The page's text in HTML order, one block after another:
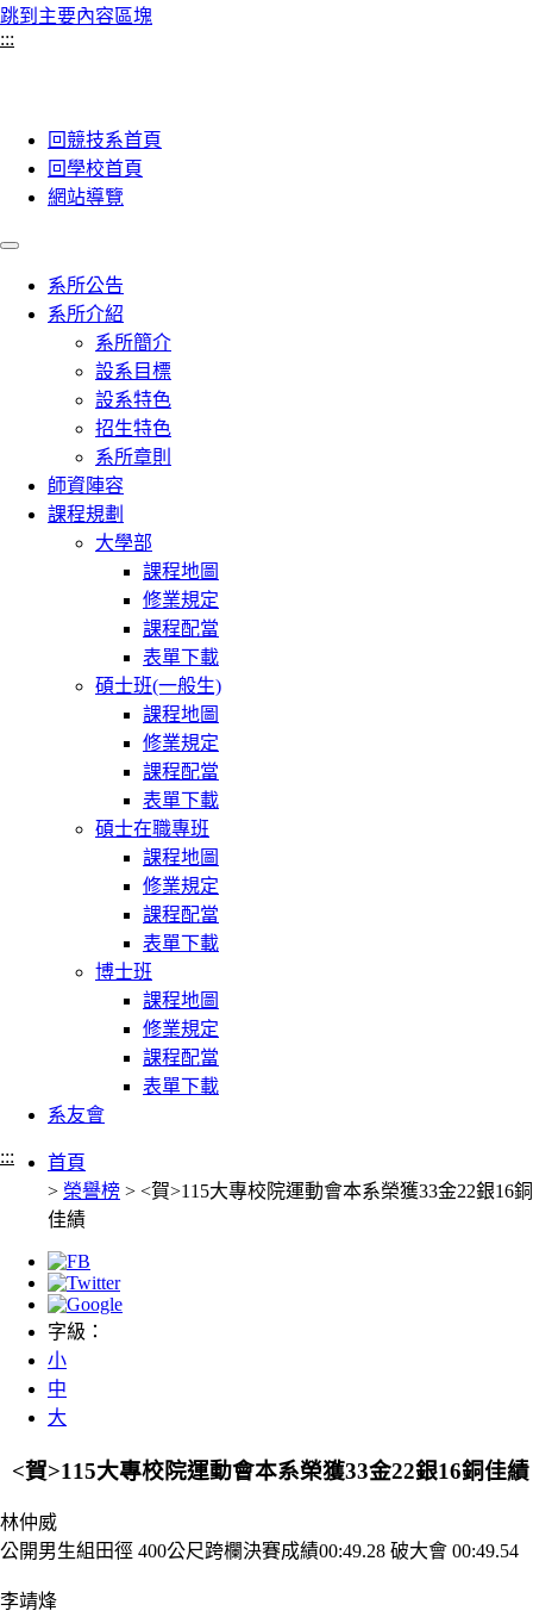
跳到主要內容區塊
:::
回競技系首頁
回學校首頁
網站導覽
系所公告
系所介紹
系所簡介
設系目標
設系特色
招生特色
系所章則
師資陣容
課程規劃
大學部
課程地圖
修業規定
課程配當
表單下載
碩士班(一般生)
課程地圖
修業規定
課程配當
表單下載
碩士在職專班
課程地圖
修業規定
課程配當
表單下載
博士班
課程地圖
修業規定
課程配當
表單下載
系友會
:::
首頁
> 榮譽榜 > <賀>115大專校院運動會本系榮獲33金22銀16銅
佳績
字級：
小
中
大
<賀>115大專校院運動會本系榮獲33金22銀16銅佳績
林仲威
公開男生組田徑 400公尺跨欄決賽成績00:49.28 破大會 00:49.54
李靖烽